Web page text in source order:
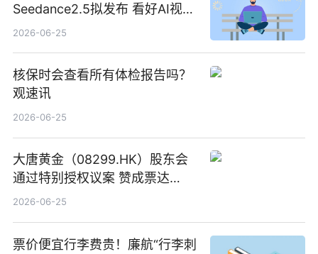
Seedance2.5拟发布 看好AI视频
创作工作流进一步提效
2026-06-25
核保时会查看所有体检报告吗？
观速讯
2026-06-25
大唐黄金（08299.HK）股东会
通过特别授权议案 赞成票达
100%_新动态
2026-06-25
票价便宜行李费贵！廉航“行李刺